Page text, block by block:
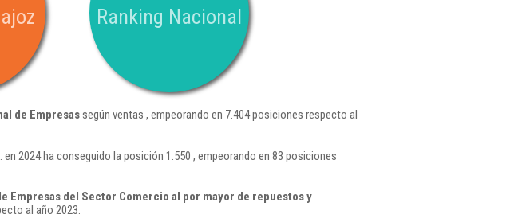
Ranking Nacional
de Empresassegún ventas , empeorando en 7.404 posiciones respecto al
2024 ha conseguido la posición 1.550 , empeorando en 83 posiciones
Empresas del Sector Comercio al por mayor de repuestos y
al año 2023.